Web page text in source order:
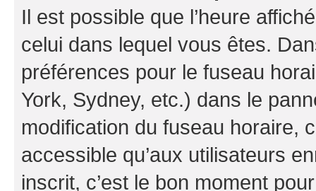
Il est possible que l’heure
celui dans lequel vous êtes.
préférences pour le fuseau
York, Sydney, etc.) dans le
modification du fuseau horaire,
accessible qu’aux utilisateurs
inscrit, c’est le bon moment